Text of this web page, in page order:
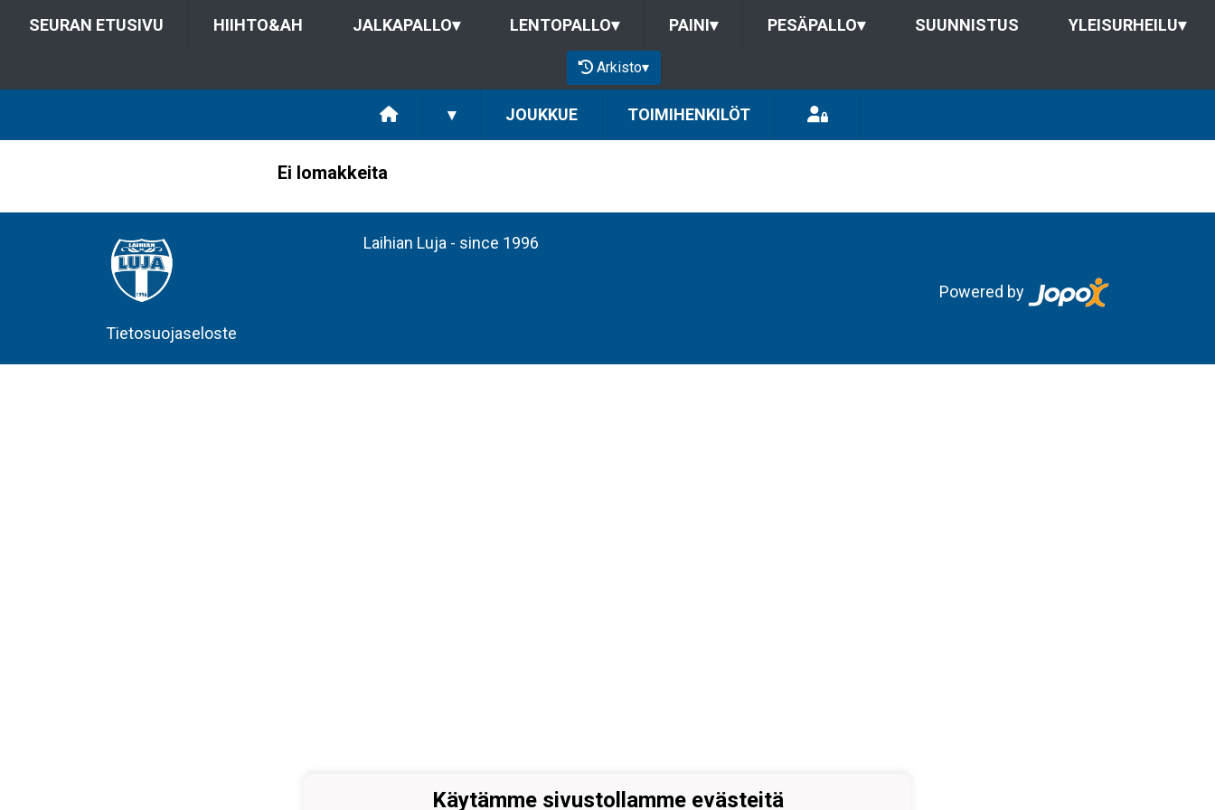
SEURAN ETUSIVU HIIHTO&AH JALKAPALLO▾ LENTOPALLO▾ PAINI▾ PESÄPALLO▾ SUUNNISTUS YLEISURHEILU▾
Arkisto▾
▾ JOUKKUE TOIMIHENKILÖT
Ei lomakkeita
Tietosuojaseloste
Laihian Luja - since 1996
Powered by
Käytämme sivustollamme evästeitä